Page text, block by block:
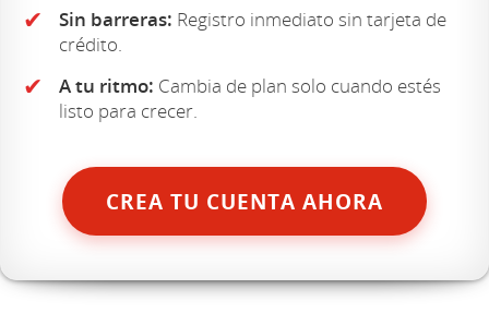
✔ Sin barreras: Registro inmediato sin tarjeta de
crédito.
✔ A tu ritmo: Cambia de plan solo cuando estés
listo para crecer.
CREA TU CUENTA AHORA